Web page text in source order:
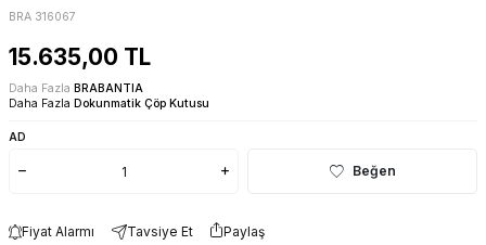
BRA 316067
15.635,00 TL
Daha Fazla BRABANTIA
Daha Fazla Dokunmatik Çöp Kutusu
AD
Beğen
Fiyat Alarmı Tavsiye Et Paylaş